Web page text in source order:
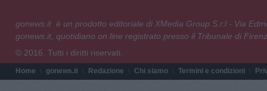
gonews.it è un prodotto editoriale di XMedia Group S.r.l - Via
gonews.it, quotidiano on line registrato presso il Tribunale di
© 2016. Tutti i diritti riservati.
Home gonews.it Redazione Chi siamo Termini e condizioni